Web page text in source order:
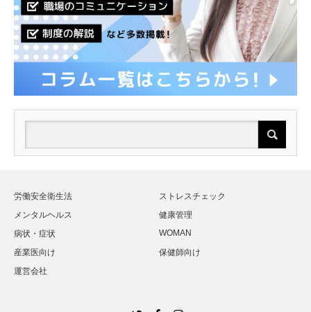
労働安全衛生法
ストレスチェック
メンタルヘルス
健康管理
病状・症状
WOMAN
産業医向け
保健師向け
運営会社